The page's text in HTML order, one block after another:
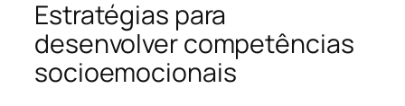
Estratégias para
desenvolver competências
socioemocionais